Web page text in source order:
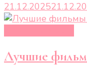
21.12.2025
Лучшие